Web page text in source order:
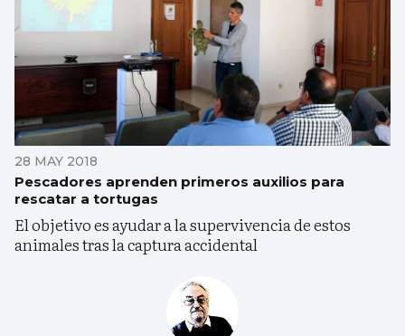
28 MAY 2018
Pescadores aprenden primeros auxilios para
rescatar a tortugas
El objetivo es ayudar a la supervivencia de estos
animales tras la captura accidental